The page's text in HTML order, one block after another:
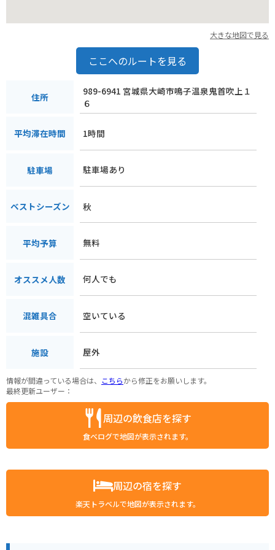
大きな地図で見る
ここへのルートを見る
住所
989-6941 宮城県大崎市鳴子温泉鬼首吹上１
６
平均滞在時間 1時間
駐車場 駐車場あり
ベストシーズン 秋
平均予算 無料
オススメ人数 何人でも
混雑具合 空いている
施設 屋外
情報が間違っている場合は、 こちらから修正をお願いします。
最終更新ユーザー：
周辺の飲食店を探す
食べログで地図が表示されます。
周辺の宿を探す
楽天トラベルで地図が表示されます。